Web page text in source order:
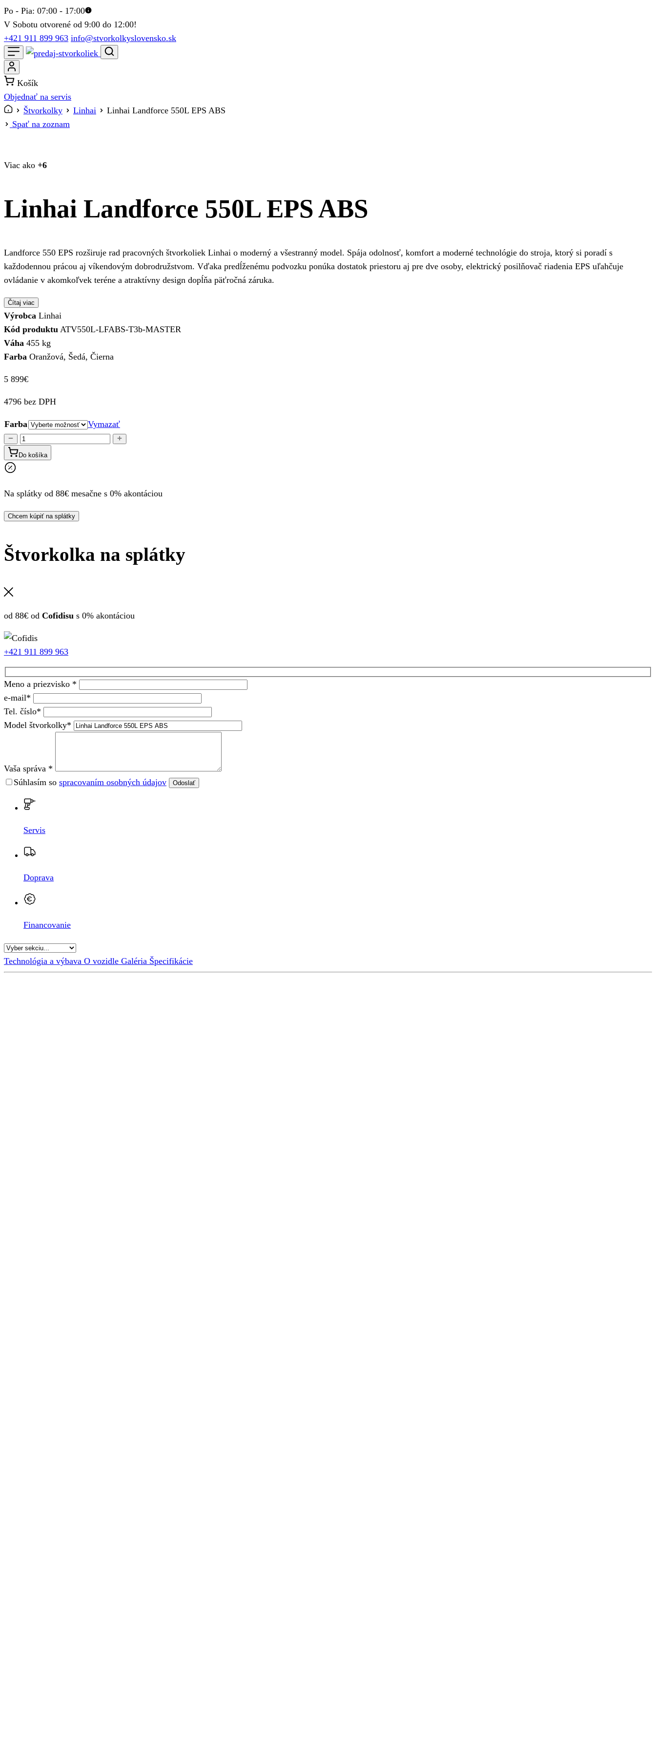
Po - Pia: 07:00 - 17:00
V Sobotu otvorené od 9:00 do 12:00!
+421 911 899 963 info@stvorkolkyslovensko.sk
Košík
Objednať na servis
Štvorkolky
Linhai
Linhai Landforce 550L EPS ABS
Spať na zoznam
Viac ako +6
Linhai Landforce 550L EPS ABS
Landforce 550 EPS rozširuje rad pracovných štvorkoliek Linhai o moderný a všestranný model. Spája odolnosť, komfort a moderné technológie do stroja, ktorý si poradí s
každodennou prácou aj víkendovým dobrodružstvom. Vďaka predĺženému podvozku ponúka dostatok priestoru aj pre dve osoby, elektrický posilňovač riadenia EPS uľahčuje
ovládanie v akomkoľvek teréne a atraktívny design dopĺňa päťročná záruka.
Čítaj viac
Výrobca Linhai
Kód produktu ATV550L-LFABS-T3b-MASTER
Váha 455 kg
Farba Oranžová, Šedá, Čierna
5 899€
4796 bez DPH
Farba
Vymazať
množstvo
Linhai
EPS
Do košíka
Na splátky od 88€ mesačne s 0% akontáciou
Chcem kúpiť na splátky
Štvorkolka na splátky
od 88€ od Cofidisu s 0% akontáciou
+421 911 899 963
Meno a priezvisko *
e-mail*
Tel. číslo*
Model štvorkolky*
Vaša správa *
Súhlasím so spracovaním osobných údajov Odoslať
Servis
Doprava
Financovanie
Technológia a výbava O vozidle Galéria Špecifikácie